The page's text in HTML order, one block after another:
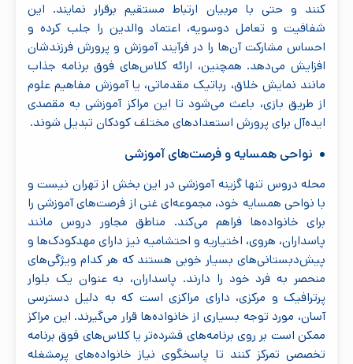
کنند و حتی با مربیان ارتباط مستقیم برقرار نمایند. این
شفافیت و تعامل دوسویه، اعتماد والدین را جلب کرده و
احساس مشارکت آن‌ها را در فرآیند آموزش و پرورش فرزندشان
افزایش می‌دهد. همچنین، ارائه کلاس‌های فوق برنامه جذاب
مانند نمایش خلاق، رباتیک مقدماتی، یا آموزش مفاهیم علوم
از طریق بازی، باعث می‌شود تا این مراکز آموزشی به مقصدی
ایده‌آل برای پرورش استعدادهای مختلف کودکان تبدیل شوند.
نواحی همسایه و فرصت‌های آموزشی
محله دروس تنها گزینه آموزشی در این بخش از تهران نیست و
با نواحی همسایه خود، مجموعه‌ای غنی از فرصت‌های آموزشی را
برای خانواده‌ها فراهم می‌کند. مناطق مجاور دروس مانند
پاسداران، هروی، اختیاریه و احتشامیه نیز دارای مهدکودک‌ها و
پیش‌دبستانی‌های بسیار خوبی هستند که هر کدام ویژگی‌های
منحصر به فرد خود را دارند. پاسداران، به عنوان یک بلوار
پرترافیک و مرکزی، دارای مراکزی است که به دلیل دسترسی
آسان، مورد توجه بسیاری از خانواده‌ها قرار می‌گیرند. این مراکز
ممکن است بر روی برنامه‌های فشرده‌تر یا کلاس‌های فوق برنامه
تخصصی تمرکز کنند تا پاسخگوی نیاز خانواده‌های پرمشغله